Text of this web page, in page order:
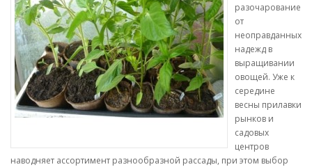
разочарование
от
неоправданных
надежд в
выращивании
овощей. Уже к
середине
весны прилавки
рынков и
садовых
центров
наводняет ассортимент разнообразной рассады, при этом выбор